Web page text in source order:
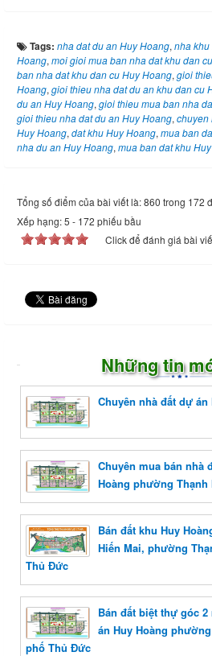
Tags: nha dat du an Huy Hoang, nha
Hoang, moi gioi mua ban nha dat khu dan
ban nha dat khu dan cu Huy Hoang, gioi
Hoang, gioi thieu nha dat du an khu dan cu
du an Huy Hoang, gioi thieu mua ban nha
gioi thieu nha dat du an Huy Hoang, chuyen
Huy Hoang, dat khu Huy Hoang, mua ban
nha du an Huy Hoang, mua ban dat khu
Tổng số điểm của bài viết là: 860 trong 172
Xếp hạng:5 - 172 phiếu bầu
Click để đánh giá bài
Những tin
Chuyên nhà đất dự án
Chuyên mua bán nhà
Hoàng phường
Bán đất khu Huy
Hiến Mai, phường
Thủ Đức
Bán đất biệt thự góc
án Huy Hoàng
phố Thủ Đức